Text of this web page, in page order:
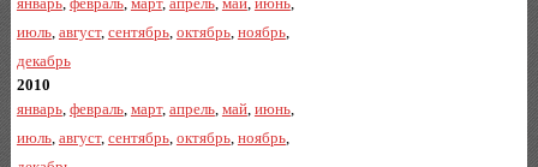
июль, август, сентябрь, октябрь, ноябрь,
декабрь
2010
январь, февраль, март, апрель, май, июнь,
июль, август, сентябрь, октябрь, ноябрь,